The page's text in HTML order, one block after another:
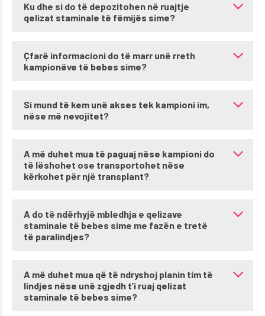
Ku dhe si do të depozitohen në ruajtje
qelizat staminale të fëmijës sime?
Çfarë informacioni do të marr unë rreth
kampionëve të bebes sime?
Si mund të kem unë akses tek kampioni im,
nëse më nevojitet?
A më duhet mua të paguaj nëse kampioni do
të lëshohet ose transportohet nëse
kërkohet për një transplant?
A do të ndërhyjë mbledhja e qelizave
staminale të bebes sime me fazën e tretë
të paralindjes?
A më duhet mua që të ndryshoj planin tim të
lindjes nëse unë zgjedh t’i ruaj qelizat
staminale të bebes sime?